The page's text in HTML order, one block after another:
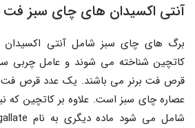
آنتی اکسیدان های چای سبز فت
برگ های چای سبز شامل آنتی اکسیدان
کاتچین شناخته می شوند و عامل چربی
عصاره چای سبز است. علاوه بر کاتچین که